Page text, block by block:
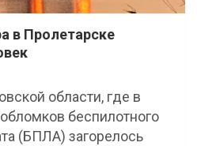
в Пролетарске
области, где в
беспилотного
(БПЛА) загорелось